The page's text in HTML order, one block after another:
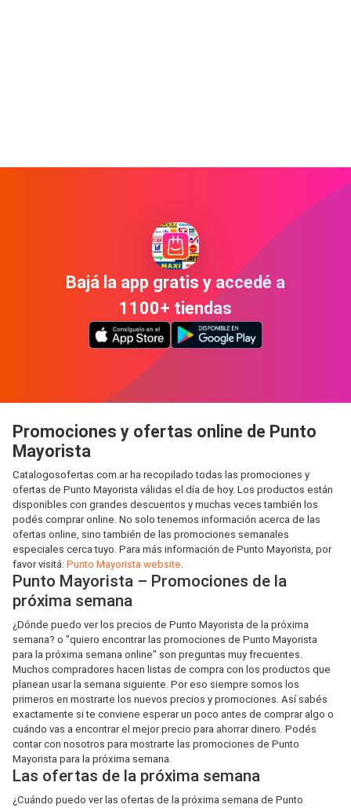
Bajá la app gratis y accedé a
1100+ tiendas
Promociones y ofertas online de Punto
Mayorista
Catalogosofertas.com.ar ha recopilado todas las promociones y
ofertas de Punto Mayorista válidas el día de hoy. Los productos están
disponibles con grandes descuentos y muchas veces también los
podés comprar online. No solo tenemos información acerca de las
ofertas online, sino también de las promociones semanales
especiales cerca tuyo. Para más información de Punto Mayorista, por
favor visitá: Punto Mayorista website.
Punto Mayorista – Promociones de la
próxima semana
¿Dónde puedo ver los precios de Punto Mayorista de la próxima
semana? o "quiero encontrar las promociones de Punto Mayorista
para la próxima semana online" son preguntas muy frecuentes.
Muchos compradores hacen listas de compra con los productos que
planean usar la semana siguiente. Por eso siempre somos los
primeros en mostrarte los nuevos precios y promociones. Así sabés
exactamente si te conviene esperar un poco antes de comprar algo o
cuándo vas a encontrar el mejor precio para ahorrar dinero. Podés
contar con nosotros para mostrarte las promociones de Punto
Mayorista para la próxima semana.
Las ofertas de la próxima semana
¿Cuándo puedo ver las ofertas de la próxima semana de Punto